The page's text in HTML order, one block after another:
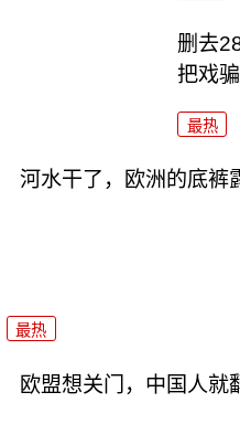
删去
把戏
最热
河水干了，欧洲的底裤
最热
欧盟想关门，中国人就